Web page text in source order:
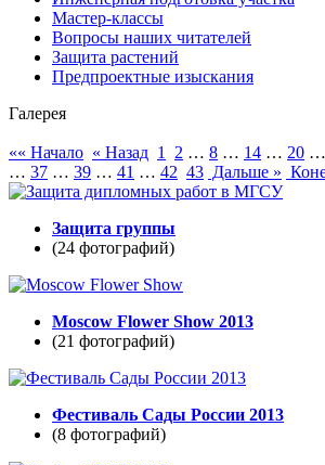
Мастер-классы
Вопросы наших читателей
Защита растений
Предпроектные изыскания
Галерея
«« Начало « Назад 1 2 … 8 … 14 … 20 …
… 37 … 39 … 41 … 42 43 Дальше »
Защита группы
(24 фотографий)
Moscow Flower Show 2013
(21 фотографий)
Фестиваль Сады России 2013
(8 фотографий)